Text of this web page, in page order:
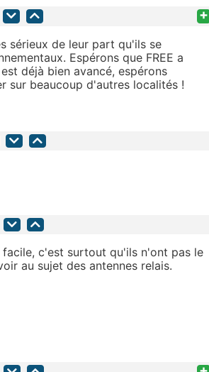
+
sérieux de leur part qu'ils se
Espérons que FREE a
déjà bien avancé, espérons
sur beaucoup d'autres localités !
c'est surtout qu'ils n'ont pas le
au sujet des antennes relais.